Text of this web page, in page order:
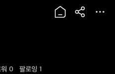
팔로워 0 팔로잉 1